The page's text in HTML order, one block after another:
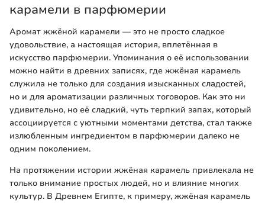
карамели в парфюмерии
Аромат жжёной карамели — это не просто сладкое
удовольствие, а настоящая история, вплетённая в
искусство парфюмерии. Упоминания о её использовании
можно найти в древних записях, где жжёная карамель
служила не только для создания изысканных сладостей,
но и для ароматизации различных тоговоров. Как это ни
удивительно, но её сладкий, чуть терпкий запах, который
ассоциируется с уютными моментами детства, стал также
излюбленным ингредиентом в парфюмерии далеко не
одним поколением.
На протяжении истории жжёная карамель привлекала не
только внимание простых людей, но и влияние многих
культур. В Древнем Египте, к примеру, жжёная карамель